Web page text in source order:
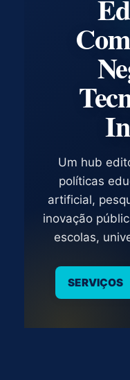
Um hub
políticas
artificial,
inovação
escolas,
SERVIÇOS